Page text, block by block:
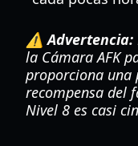
⚠️ Advertencia:
la Cámara AFK
proporciona una
recompensa del
Nivel 8 es casi